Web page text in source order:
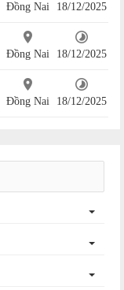
Đồng Nai 18/12/2025
Đồng Nai 18/12/2025
Đồng Nai 18/12/2025